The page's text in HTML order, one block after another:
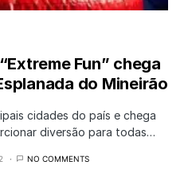
Fun” chega
do Mineirão
cidades do país e chega
diversão para todas…
NO COMMENTS